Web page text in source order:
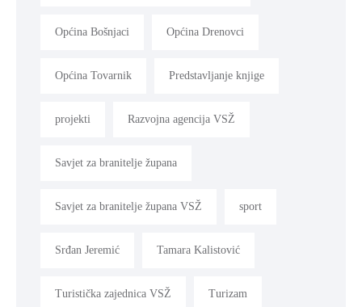
Općina Bošnjaci Općina Drenovci
Općina Tovarnik Predstavljanje knjige
projekti Razvojna agencija VSŽ
Savjet za branitelje župana
Savjet za branitelje župana VSŽ sport
Srđan Jeremić Tamara Kalistović
Turistička zajednica VSŽ Turizam